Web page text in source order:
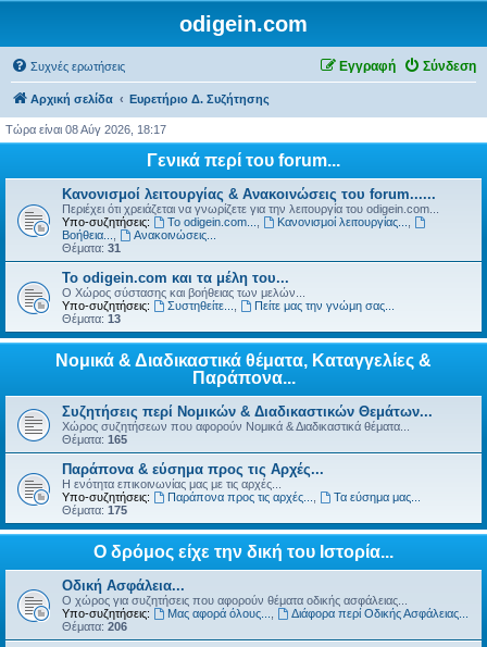
odigein.com
Συχνές ερωτήσεις Σύνδεση
Εγγραφή
Αρχική σελίδα Ευρετήριο Δ. Συζήτησης
Τώρα είναι 08 Αύγ 2026, 18:17
Γενικά περί του forum...
Κανονισμοί λειτουργίας & Ανακοινώσεις του forum......
Περιέχει ότι χρειάζεται να γνωρίζετε για την λειτουργία του odigein.com...
Υπο-συζητήσεις:
Το odigein.com... Κανονισμοί λειτουργίας...
Βοήθεια...
Ανακοινώσεις...
Θέματα: 31
Το odigein.com και τα μέλη του...
Ο Χώρος σύστασης και βοήθειας των μελών...
Υπο-συζητήσεις:
Συστηθείτε...
Πείτε μας την γνώμη σας...
Θέματα: 13
Νομικά & Διαδικαστικά θέματα, Καταγγελίες &
Παράπονα...
Συζητήσεις περί Νομικών & Διαδικαστικών Θεμάτων...
Χώρος συζητήσεων που αφορούν Νομικά & Διαδικαστικά θέματα...
Θέματα: 165
Παράπονα & εύσημα προς τις Αρχές...
Η ενότητα επικοινωνίας μας με τις αρχές...
Υπο-συζητήσεις:
Παράπονα προς τις αρχές...
Τα εύσημα μας...
Θέματα: 175
Ο δρόμος είχε την δική του Ιστορία...
Οδική Ασφάλεια...
Ο χώρος για συζητήσεις που αφορούν θέματα οδικής ασφάλειας...
Υπο-συζητήσεις:
Μας αφορά όλους...
Διάφορα περί Οδικής Ασφάλειας...
Θέματα: 206